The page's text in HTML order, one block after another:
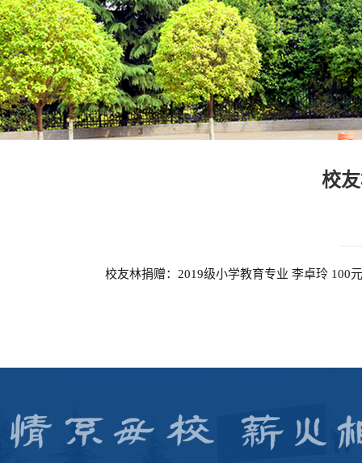
校
校友林捐赠：2019级小学教育专业 李卓玲 100元